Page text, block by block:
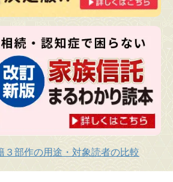
３部作の用途・対象読者の比較